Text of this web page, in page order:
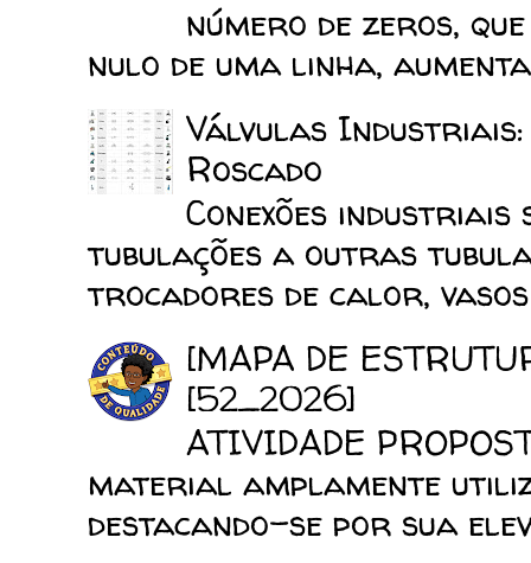
número de zeros,
nulo de uma linha,
Válvulas Industriais:
Roscado
Conexões
tubulações a outras
trocadores de calor, vasos
[MAPA DE
[52_2026]
ATIVIDADE
material amplamente
destacando-se por sua